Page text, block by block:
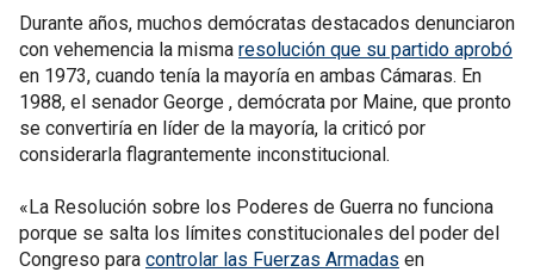
Durante años, muchos demócratas destacados denunciaron
con vehemencia la misma resolución que su partido aprobó
en 1973, cuando tenía la mayoría en ambas Cámaras. En
1988, el senador George , demócrata por Maine, que pronto
se convertiría en líder de la mayoría, la criticó por
considerarla flagrantemente inconstitucional.
«La Resolución sobre los Poderes de Guerra no funciona
porque se salta los límites constitucionales del poder del
Congreso para controlar las Fuerzas Armadas en